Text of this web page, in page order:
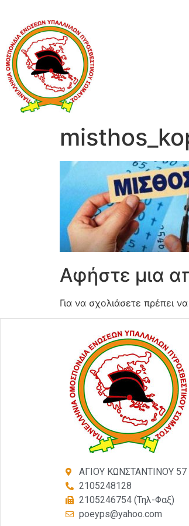
Αφήστε μια
Για να σχολιάσετε πρέπει να
ΑΓΙΟΥ ΚΩΝΣΤΑΝΤΙΝΟΥ 57
2105248128
2105246754 (Τηλ-Φαξ)
poeyps@yahoo.com